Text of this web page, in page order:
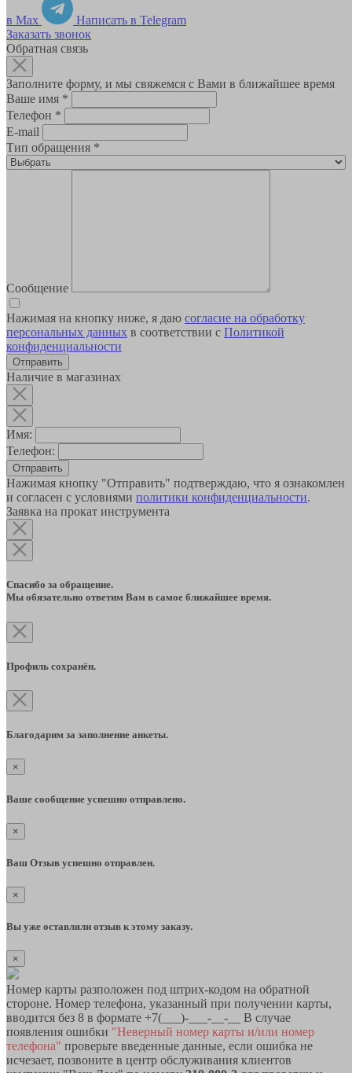
в Max
Написать в Telegram
Заказать звонок
Обратная связь
Заполните форму, и мы свяжемся с Вами в ближайшее время
Ваше имя *
Телефон *
E-mail
Тип обращения *
Сообщение
Нажимая на кнопку ниже, я даю согласие на обработку
персональных данных в соответствии с Политикой
конфиденциальности
Наличие в магазинах
Имя:
Телефон:
Отправить
Нажимая кнопку "Отправить" подтверждаю, что я ознакомлен
и согласен с условиями политики конфиденциальности.
Заявка на прокат инструмента
Спасибо за обращение.
Мы обязательно ответим Вам в самое ближайшее время.
Профиль сохранён.
Благодарим за заполнение анкеты.
×
Ваше сообщение успешно отправлено.
×
Ваш Отзыв успешно отправлен.
×
Вы уже оставляли отзыв к этому заказу.
×
Номер карты разположен под штрих-кодом на обратной
стороне. Номер телефона, указанный при получении карты,
вводится без 8 в формате +7(___)-___-__-__ В случае
появления ошибки "Неверный номер карты и/или номер
телефона" проверьте введенные данные, если ошибка не
исчезает, позвоните в центр обслуживания клиентов